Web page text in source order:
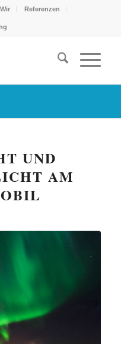
Wir Referenzen
UND
AM